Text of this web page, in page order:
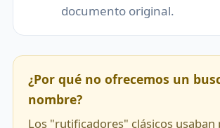
documento original.
¿Por qué no ofrecemos un
nombre?
Los "rutificadores" clásicos usaban